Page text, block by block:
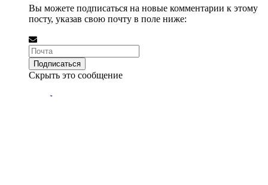
Вы можете подписаться на новые комментарии к этому
посту, указав свою почту в поле ниже:
Скрыть это сообщение